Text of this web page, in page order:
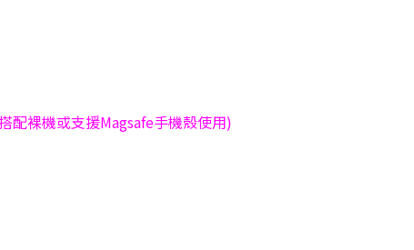
配裸機或支援Magsafe手機殼使用)